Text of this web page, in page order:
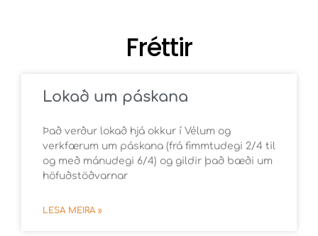
Fréttir
Lokað um páskana
Það verður lokað hjá okkur í Vélum og
verkfærum um páskana (frá fimmtudegi 2/4 til
og með mánudegi 6/4) og gildir það bæði um
höfuðstöðvarnar
LESA MEIRA »